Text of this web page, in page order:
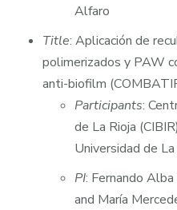
Alfaro
Title: Aplicación de
polimerizados y PAW
anti-biofilm
Participants:
de La Rioja
Universidad de La
PI: Fernando
and María